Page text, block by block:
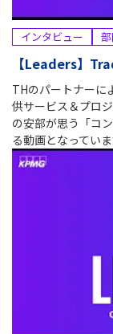
インタビュー
【Leaders】
THのパートナーに
供サービス＆プロ
の安部が思う「コ
る動画となっていま